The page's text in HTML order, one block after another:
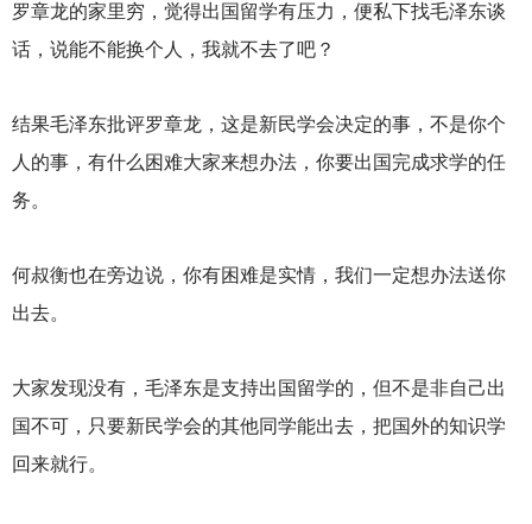
罗章龙的家里穷，觉得出国留学有压力，便私下找毛泽东谈
话，说能不能换个人，我就不去了吧？
结果毛泽东批评罗章龙，这是新民学会决定的事，不是你个
人的事，有什么困难大家来想办法，你要出国完成求学的任
务。
何叔衡也在旁边说，你有困难是实情，我们一定想办法送你
出去。
大家发现没有，毛泽东是支持出国留学的，但不是非自己出
国不可，只要新民学会的其他同学能出去，把国外的知识学
回来就行。